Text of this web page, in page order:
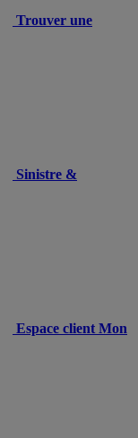
Trouver une
Sinistre &
Espace client Mon